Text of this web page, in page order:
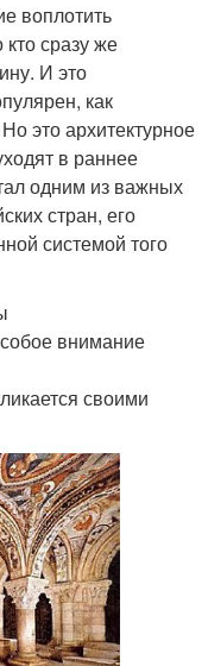
воплотить
сразу же
И это
как
это архитектурное
в раннее
одним из важных
стран, его
системой того
внимание
своими